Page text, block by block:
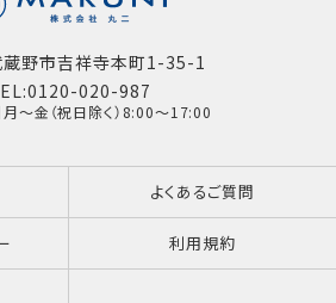
野市吉祥寺本町1-35-1
020-987
月～金（祝日除く）8:00～17:00
よくあるご質問
利用規約